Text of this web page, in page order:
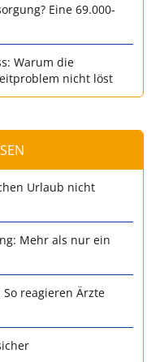
Eine 69.000-
Warum die
nicht löst
Urlaub nicht
Mehr als nur ein
reagieren Ärzte